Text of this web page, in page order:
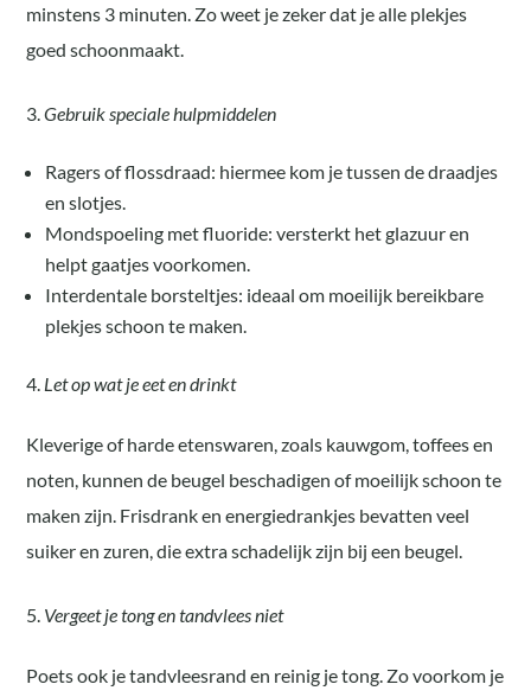
minstens 3 minuten. Zo weet je zeker dat je alle plekjes
goed schoonmaakt.
Gebruik speciale hulpmiddelen
Ragers of flossdraad: hiermee kom je tussen de draadjes
en slotjes.
Mondspoeling met fluoride: versterkt het glazuur en
helpt gaatjes voorkomen.
Interdentale borsteltjes: ideaal om moeilijk bereikbare
plekjes schoon te maken.
Let op wat je eet en drinkt
Kleverige of harde etenswaren, zoals kauwgom, toffees en
noten, kunnen de beugel beschadigen of moeilijk schoon te
maken zijn. Frisdrank en energiedrankjes bevatten veel
suiker en zuren, die extra schadelijk zijn bij een beugel.
Vergeet je tong en tandvlees niet
Poets ook je tandvleesrand en reinig je tong. Zo voorkom je